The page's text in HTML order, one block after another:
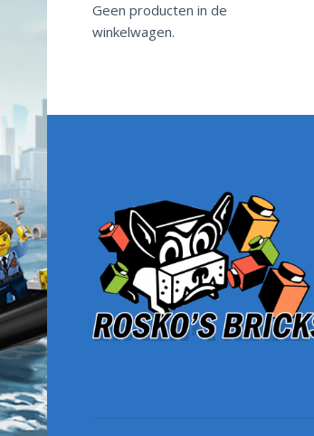
Geen producten in de
winkelwagen.